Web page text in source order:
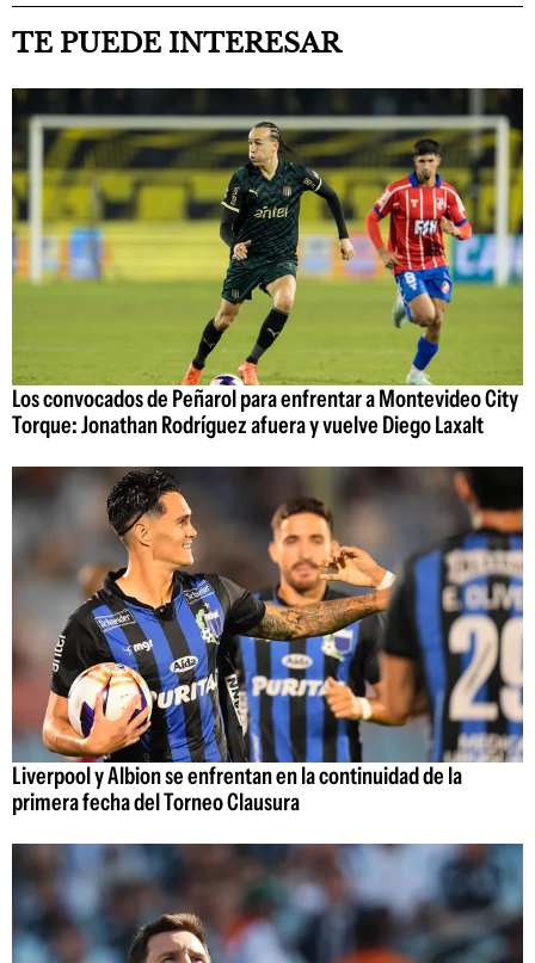
TE PUEDE INTERESAR
Los convocados de Peñarol para enfrentar a Montevideo City
Torque: Jonathan Rodríguez afuera y vuelve Diego Laxalt
Liverpool y Albion se enfrentan en la continuidad de la
primera fecha del Torneo Clausura